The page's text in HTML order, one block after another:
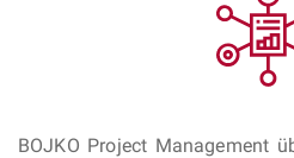
BOJKO Project Management